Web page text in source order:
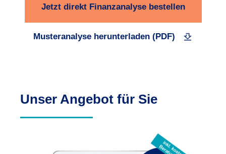
Jetzt direkt Finanzanalyse bestellen
Musteranalyse herunterladen (PDF)
Unser Angebot für Sie